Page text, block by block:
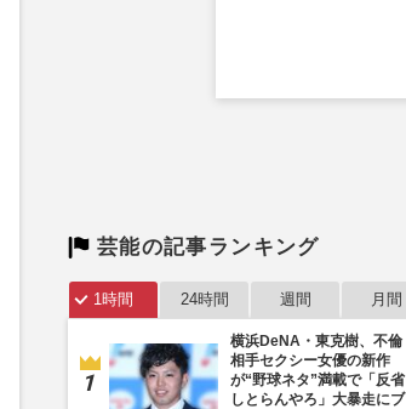
芸能の記事ランキング
1時間 24時間 週間 月間
横浜DeNA・東克樹、不倫
相手セクシー女優の新作
が“野球ネタ”満載で「反省
しとらんやろ」大暴走にブ